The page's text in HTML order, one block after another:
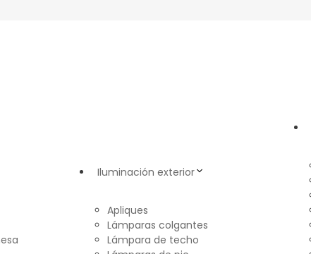
Iluminación exterior
Apliques
Lámparas colgantes
Lámpara de techo